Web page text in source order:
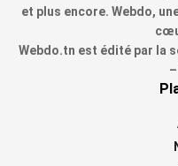
et plus encore. Webdo,
Webdo.tn est édité par la